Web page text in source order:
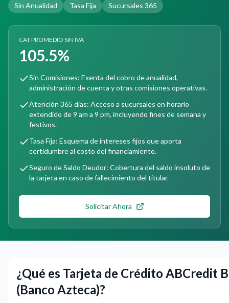
Sin Anualidad Tasa Fija Sucursales 365
CAT PROMEDIO SIN IVA
105.5%
Sin Comisiones: Exenta del cobro de anualidad,
administración de cuenta y otras comisiones operativas.
Atención 365 días: Acceso a sucursales en horario
extendido de 9 am a 9 pm, incluyendo fines de semana y
festivos.
Tasa Fija: Esquema de intereses fijos que aporta
certidumbre al costo del financiamiento.
Seguro de Saldo Deudor: Cobertura del saldo insoluto de
la tarjeta en caso de fallecimiento del titular.
Solicitar Ahora
¿Qué es Tarjeta de Crédito ABCredit
(Banco Azteca)?